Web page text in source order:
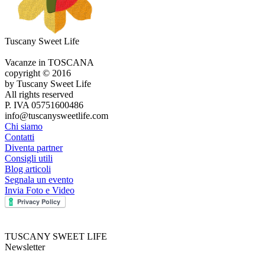
Tuscany Sweet Life
Vacanze in TOSCANA
copyright © 2016
by Tuscany Sweet Life
All rights reserved
P. IVA 05751600486
info@tuscanysweetlife.com
Chi siamo
Contatti
Diventa partner
Consigli utili
Blog articoli
Segnala un evento
Invia Foto e Video
TUSCANY SWEET LIFE
Newsletter